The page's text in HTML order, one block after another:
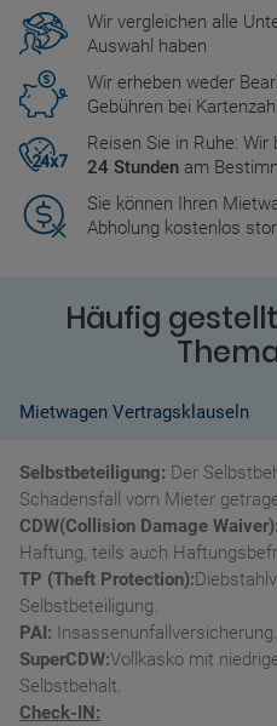
Wir vergleichen alle
Auswahl haben
Wir erheben weder
Gebühren bei
Reisen Sie in Ruhe: Wir
24 Stunden am
Sie können Ihren
Abholung kostenlos
Häufig
Mietwagen Vertragsklauseln
Selbstbeteiligung: Der
Schadensfall vom Mieter
CDW(Collision Damage Waiver):
Haftung, teils auch
TP (Theft Protection):
Selbstbeteiligung.
PAI: Insassenunfallversicherung.
SuperCDW:Vollkasko mit
Selbstbehalt.
Check-IN: